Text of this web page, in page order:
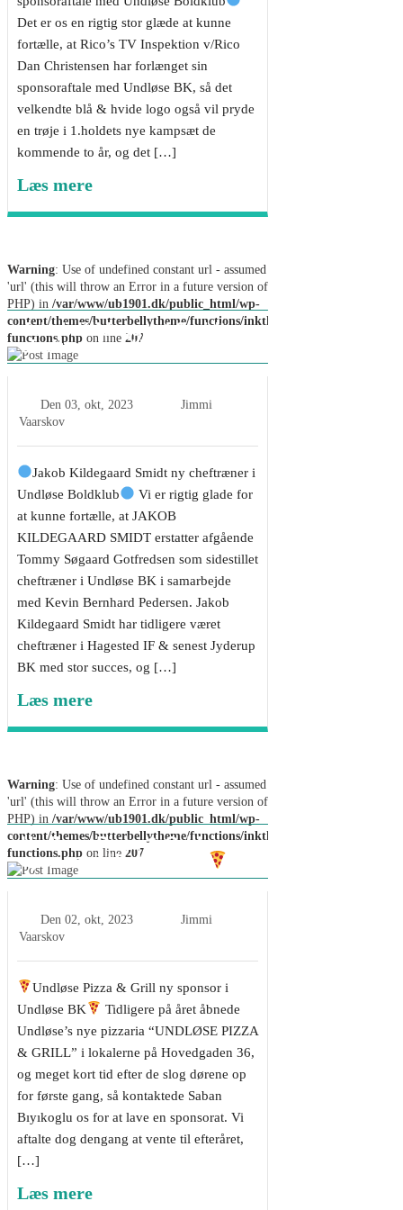
Det er os en rigtig stor glæde at kunne
fortælle, at Rico’s TV Inspektion v/Rico
Dan Christensen har forlænget sin
sponsoraftale med Undløse BK, så det
velkendte blå & hvide logo også vil pryde
en trøje i 1.holdets nye kampsæt de
kommende to år, og det […]
Læs mere
Warning: Use of undefined constant url - assumed
'url' (this will throw an Error in a future version of
PHP) in /var/www/ub1901.dk/public_html/wp-
content/themes/butterbellytheme/functions/inkthemes-
functions.php on line 207
Jakob Kildegaard Smidt ny
cheftræner i Undløse BK
Den 03, okt, 2023
Jimmi
Vaarskov
Jakob Kildegaard Smidt ny cheftræner i
Undløse Boldklub
Vi er rigtig glade for
at kunne fortælle, at JAKOB
KILDEGAARD SMIDT erstatter afgående
Tommy Søgaard Gotfredsen som sidestillet
cheftræner i Undløse BK i samarbejde
med Kevin Bernhard Pedersen. Jakob
Kildegaard Smidt har tidligere været
cheftræner i Hagested IF & senest Jyderup
BK med stor succes, og […]
Læs mere
Warning: Use of undefined constant url - assumed
'url' (this will throw an Error in a future version of
PHP) in /var/www/ub1901.dk/public_html/wp-
content/themes/butterbellytheme/functions/inkthemes-
functions.php on line 207
Undløse Pizza & Grill ny
sponsor i Undløse BK
Den 02, okt, 2023
Jimmi
Vaarskov
Undløse Pizza & Grill ny sponsor i
Undløse BK
Tidligere på året åbnede
Undløse’s nye pizzaria “UNDLØSE PIZZA
& GRILL” i lokalerne på Hovedgaden 36,
og meget kort tid efter de slog dørene op
for første gang, så kontaktede Saban
Bıyıkoglu os for at lave en sponsorat. Vi
aftalte dog dengang at vente til efteråret,
[…]
Læs mere